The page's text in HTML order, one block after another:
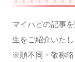
マイハピの記事
生をご紹介いたし
※順不同・敬称略